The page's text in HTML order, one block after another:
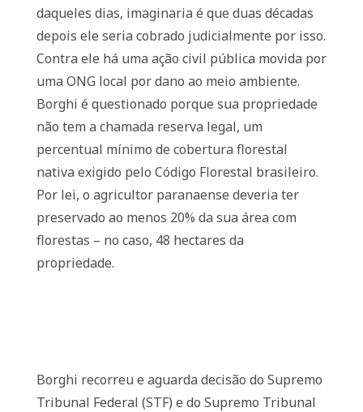
daqueles dias, imaginaria é que duas décadas
depois ele seria cobrado judicialmente por isso.
Contra ele há uma ação civil pública movida por
uma ONG local por dano ao meio ambiente.
Borghi é questionado porque sua propriedade
não tem a chamada reserva legal, um
percentual mínimo de cobertura florestal
nativa exigido pelo Código Florestal brasileiro.
Por lei, o agricultor paranaense deveria ter
preservado ao menos 20% da sua área com
florestas – no caso, 48 hectares da
propriedade.
Borghi recorreu e aguarda decisão do Supremo
Tribunal Federal (STF) e do Supremo Tribunal